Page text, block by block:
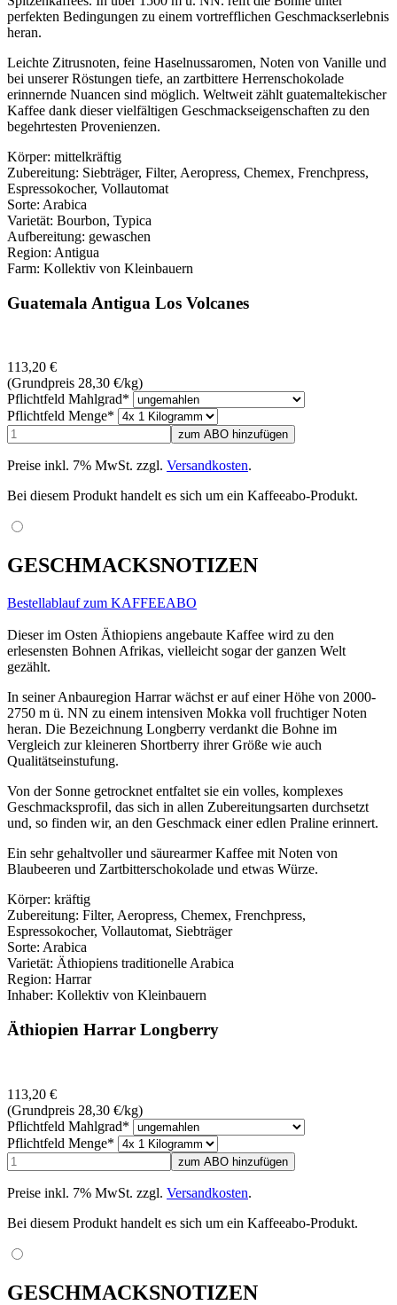
perfekten Bedingungen zu einem vortrefflichen Geschmackserlebnis
heran.
Leichte Zitrusnoten, feine Haselnussaromen, Noten von Vanille und
bei unserer Röstungen tiefe, an zartbittere Herrenschokolade
erinnernde Nuancen sind möglich. Weltweit zählt guatemaltekischer
Kaffee dank dieser vielfältigen Geschmackseigenschaften zu den
begehrtesten Provenienzen.
Körper: mittelkräftig
Zubereitung: Siebträger, Filter, Aeropress, Chemex, Frenchpress,
Espressokocher, Vollautomat
Sorte: Arabica
Varietät: Bourbon, Typica
Aufbereitung: gewaschen
Region: Antigua
Farm: Kollektiv von Kleinbauern
Guatemala Antigua Los Volcanes
113,20 €
(Grundpreis 28,30 €/kg)
Pflichtfeld Mahlgrad*
Pflichtfeld Menge*
Preise inkl. 7% MwSt. zzgl. Versandkosten.
Bei diesem Produkt handelt es sich um ein Kaffeeabo-Produkt.
GESCHMACKSNOTIZEN
Bestellablauf zum KAFFEEABO
Dieser im Osten Äthiopiens angebaute Kaffee wird zu den
erlesensten Bohnen Afrikas, vielleicht sogar der ganzen Welt
gezählt.
In seiner Anbauregion Harrar wächst er auf einer Höhe von 2000-
2750 m ü. NN zu einem intensiven Mokka voll fruchtiger Noten
heran. Die Bezeichnung Longberry verdankt die Bohne im
Vergleich zur kleineren Shortberry ihrer Größe wie auch
Qualitätseinstufung.
Von der Sonne getrocknet entfaltet sie ein volles, komplexes
Geschmacksprofil, das sich in allen Zubereitungsarten durchsetzt
und, so finden wir, an den Geschmack einer edlen Praline erinnert.
Ein sehr gehaltvoller und säurearmer Kaffee mit Noten von
Blaubeeren und Zartbitterschokolade und etwas Würze.
Körper: kräftig
Zubereitung: Filter, Aeropress, Chemex, Frenchpress,
Espressokocher, Vollautomat, Siebträger
Sorte: Arabica
Varietät: Äthiopiens traditionelle Arabica
Region: Harrar
Inhaber: Kollektiv von Kleinbauern
Äthiopien Harrar Longberry
113,20 €
(Grundpreis 28,30 €/kg)
Pflichtfeld Mahlgrad*
Pflichtfeld Menge*
Preise inkl. 7% MwSt. zzgl. Versandkosten.
Bei diesem Produkt handelt es sich um ein Kaffeeabo-Produkt.
GESCHMACKSNOTIZEN